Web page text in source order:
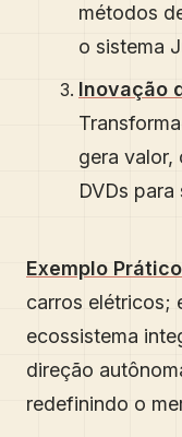
métodos
o sistema
Inovação
gera valor,
DVDs para
Exemplo
carros elétricos;
ecossistema
direção
redefinindo o